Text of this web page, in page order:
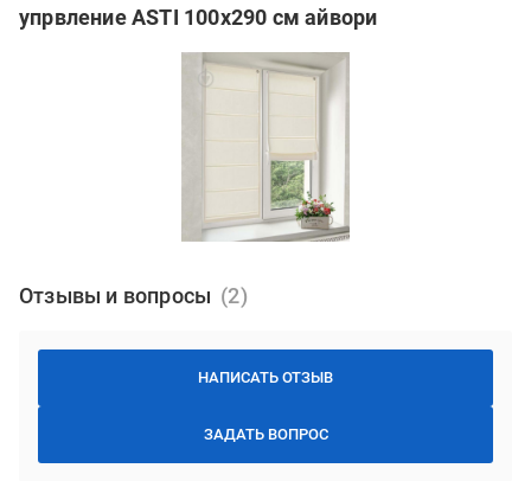
упрвление ASTI 100x290 см айвори
Отзывы и вопросы
НАПИСАТЬ ОТЗЫВ
ЗАДАТЬ ВОПРОС